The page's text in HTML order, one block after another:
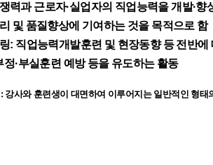
력과 근로자·실업자의 직업능력을 개발·
및 품질향상에 기여하는 것을 목적으로 함
: 직업능력개발훈련 및 현장동향 등 전반
정·부실훈련 예방 등을 유도하는 활동
강사와 훈련생이 대면하여 이루어지는 일반적인 형태